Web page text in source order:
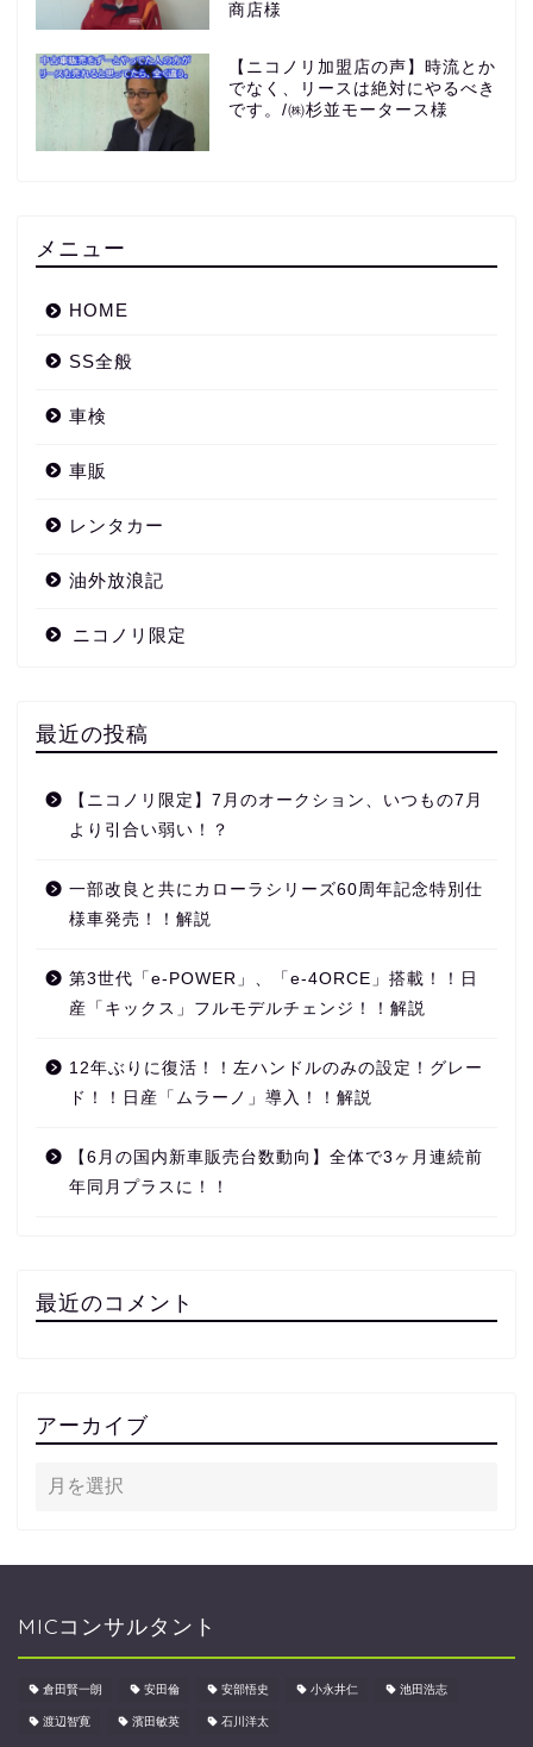
商店様
【ニコノリ加盟店の声】時流とか
でなく、リースは絶対にやるべき
です。/㈱杉並モータース様
メニュー
HOME
SS全般
車検
車販
レンタカー
油外放浪記
ニコノリ限定
最近の投稿
【ニコノリ限定】7月のオークション、いつもの7月
より引合い弱い！？
一部改良と共にカローラシリーズ60周年記念特別仕
様車発売！！解説
第3世代「e‑POWER」、「e‑4ORCE」搭載！！日
産「キックス」フルモデルチェンジ！！解説
12年ぶりに復活！！左ハンドルのみの設定！グレー
ド！！日産「ムラーノ」導入！！解説
【6月の国内新車販売台数動向】全体で3ヶ月連続前
年同月プラスに！！
最近のコメント
アーカイブ
MICコンサルタント
倉田賢一朗 安田倫 安部悟史 小永井仁 池田浩志
渡辺智寛 濱田敏英 石川洋太